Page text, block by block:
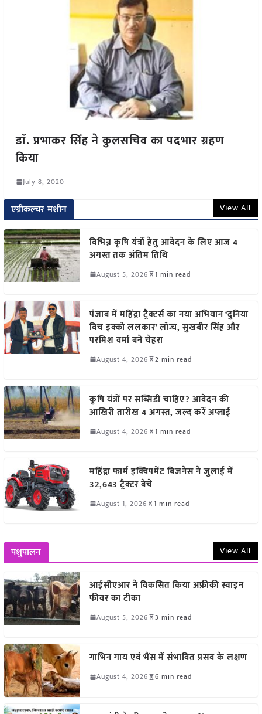
डाॅ. प्रभाकर सिंह ने कुलसचिव का पदभार ग्रहण
किया
July 8, 2020
एग्रीकल्चर मशीन View All
विभिन्न कृषि यंत्रों हेतु आवेदन के लिए आज 4
अगस्त तक अंतिम तिथि
August 5, 2026 1 min read
पंजाब में महिंद्रा ट्रैक्टर्स का नया अभियान ‘दुनिया
विच इक्को ललकार’ लॉन्च, सुखबीर सिंह और
परमिश वर्मा बने चेहरा
August 4, 2026 2 min read
कृषि यंत्रों पर सब्सिडी चाहिए? आवेदन की
आखिरी तारीख 4 अगस्त, जल्द करें अप्लाई
August 4, 2026 1 min read
महिंद्रा फार्म इक्विपमेंट बिजनेस ने जुलाई में
32,643 ट्रैक्टर बेचे
August 1, 2026 1 min read
पशुपालन View All
आईसीएआर ने विकसित किया अफ्रीकी स्वाइन
फीवर का टीका
August 5, 2026 3 min read
गाभिन गाय एवं भैंस में संभावित प्रसव के लक्षण
August 4, 2026 6 min read